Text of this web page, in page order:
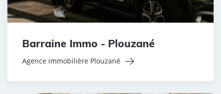
Barraine Immo - Plouzané
Agence immobilière Plouzané